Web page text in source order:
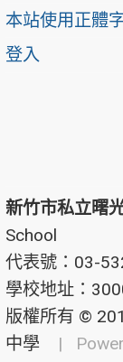
本站使用正體
登入
新竹市私立曙
School
代表號：03-
學校地址：
版權所有 ©
中學
|